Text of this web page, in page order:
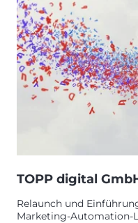
TOPP digital
Relaunch und
Marketing-Automation-